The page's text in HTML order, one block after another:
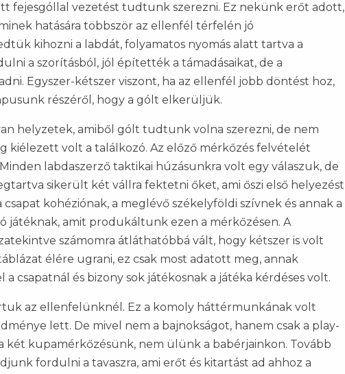
fejesgóllal vezetést tudtunk szerezni. Ez nekünk erőt adott,
hatására többször az ellenfél térfelén jó
kihozni a labdát, folyamatos nyomás alatt tartva a
a szorításból, jól építették a támadásaikat, de a
Egyszer-kétszer viszont, ha az ellenfél jobb döntést hoz,
részéről, hogy a gólt elkerüljük.
helyzetek, amiből gólt tudtunk volna szerezni, de nem
kiélezett volt a találkozó. Az előző mérkőzés felvételét
labdaszerző taktikai húzásunkra volt egy válaszuk, de
sikerült két vállra fektetni őket, ami őszi első helyezést
kohéziónak, a meglévő székelyföldi szívnek és annak a
játéknak, amit produkáltunk ezen a mérkőzésen. A
számomra átláthatóbbá vált, hogy kétszer is volt
élére ugrani, ez csak most adatott meg, annak
csapatnál és bizony sok játékosnak a játéka kérdéses volt.
az ellenfelünknél. Ez a komoly háttérmunkának volt
lett. De mivel nem a bajnokságot, hanem csak a play-
kupamérkőzésünk, nem ülünk a babérjainkon. Tovább
fordulni a tavaszra, ami erőt és kitartást ad ahhoz a